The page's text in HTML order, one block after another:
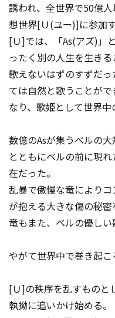
誘われ、全世界で50億
想世界[Ｕ(ユー)]に参加
[Ｕ]では、「As(アズ)」
ったく別の人生を生きる
歌えないはずのすずだ
ては自然と歌うことが
なり、歌姫として世界中
数億のAsが集うベルの
とともにベルの前に現
在だった。
乱暴で傲慢な竜により
が抱える大きな傷の秘密
竜もまた、ベルの優しい
やがて世界中で巻き起こ
[Ｕ]の秩序を乱すものと
執拗に追いかけ始める。